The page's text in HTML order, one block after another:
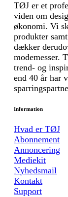
TØJ er et
viden om
økonomi. Vi
produkter
dækker
modemesser.
trend- og
end 40 år har
Information
Hvad er TØJ
Abonnement
Annoncering
Mediekit
Nyhedsmail
Kontakt
Support